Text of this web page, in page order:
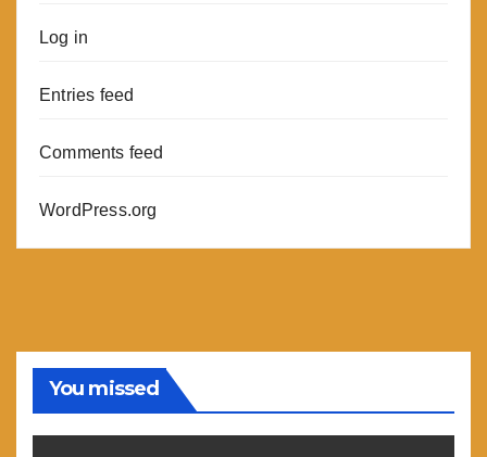
Log in
Entries feed
Comments feed
WordPress.org
You missed